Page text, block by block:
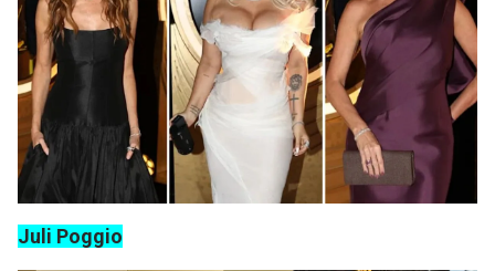
Juli Poggio